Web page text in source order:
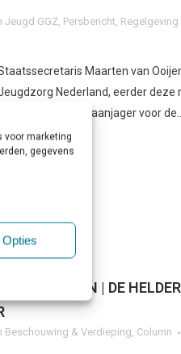
voor marketing
gegevens
Opties
Jeugd GGZ, Persbericht, Regelgeving
Maarten van
Nederland, eerder
als bestuurlijk aanjager voor de...
| DE
Beschouwing & Verdieping, Column